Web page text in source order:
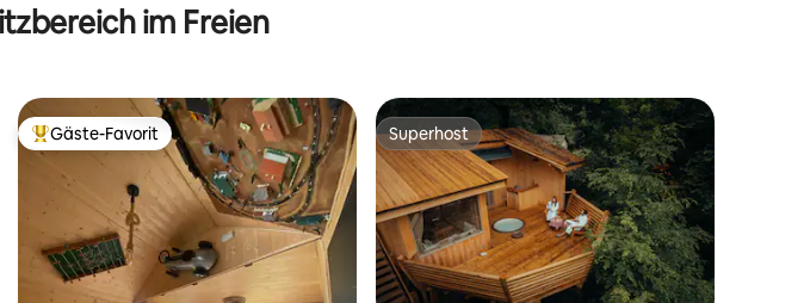
im Freien
Beliebter Gäste-Favorit.
Gäste-Favorit Superhost
Superhost